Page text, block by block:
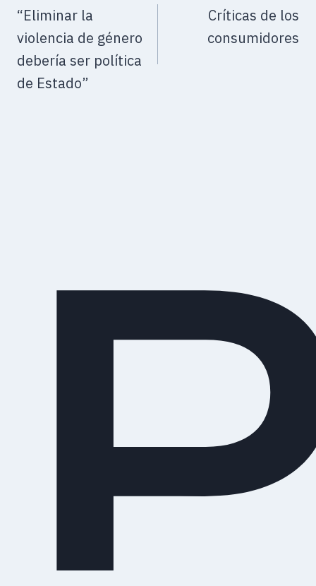
“Eliminar la
violencia de género
debería ser política
de Estado”
Críticas de los
consumidores